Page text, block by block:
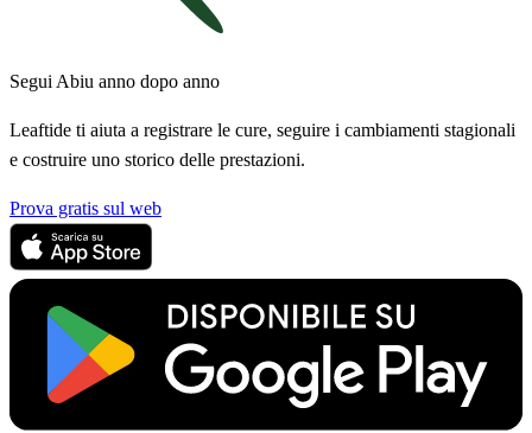
Segui Abiu anno dopo anno
Leaftide ti aiuta a registrare le cure, seguire i cambiamenti stagionali
e costruire uno storico delle prestazioni.
Prova gratis sul web